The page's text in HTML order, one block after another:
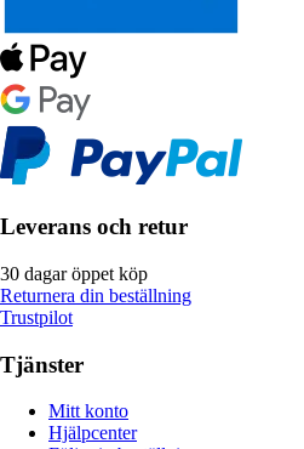
Leverans och retur
30 dagar öppet köp
Returnera din beställning
Trustpilot
Tjänster
Mitt konto
Hjälpcenter